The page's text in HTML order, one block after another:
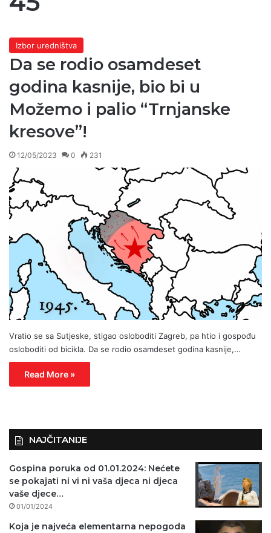
Izbor uredništva
Da se rodio osamdeset
godina kasnije, bio bi u
Možemo i palio “Trnjanske
kresove”!
12/05/2023 0 231
Vratio se sa Sutjeske, stigao osloboditi Zagreb, pa htio i gospođu
osloboditi od bicikla. Da se rodio osamdeset godina kasnije,…
Read More »
NAJČITANIJE
Gospina poruka od 01.01.2024: Nećete
se pokajati ni vi ni vaša djeca ni djeca
vaše djece…
01/01/2024
Koja je najveća elementarna nepogoda